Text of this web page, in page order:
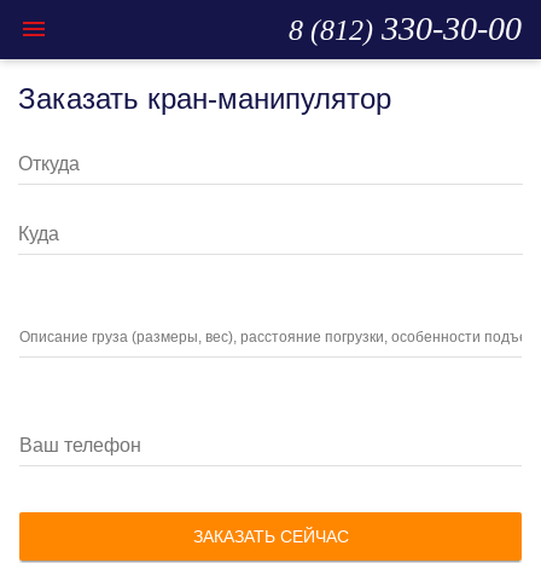
 8 (812) 330-30-00
Заказать кран-манипулятор
Откуда
Куда
Описание груза (размеры, вес), расстояние погрузки, особенности
Ваш телефон
ЗАКАЗАТЬ СЕЙЧАС